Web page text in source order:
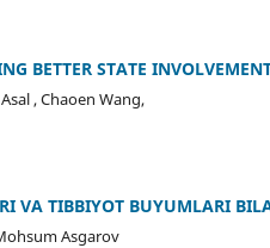
BETTER STATE
, Chaoen Wang,
VА TIBBIYOT BUYUMLАRI
Asgarov